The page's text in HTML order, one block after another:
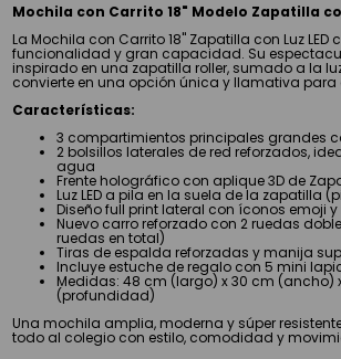
Mochila con Carrito 18" Modelo Zapatilla
La Mochila con Carrito 18" Zapatilla con Luz LED
funcionalidad y gran capacidad. Su
inspirado en una zapatilla roller, sumado a la
convierte en una opción única y llamativa para
Características:
3 compartimientos principales grandes
2 bolsillos laterales de red reforzados,
agua
Frente holográfico con aplique 3D de
Luz LED a pila en la suela de la zapatilla
Diseño full print lateral con íconos emoji y
Nuevo carro reforzado con 2 ruedas
ruedas en total)
Tiras de espalda reforzadas y manija
Incluye estuche de regalo con 5 mini
Medidas: 48 cm (largo) x 30 cm (ancho)
(profundidad)
Una mochila amplia, moderna y súper
todo al colegio con estilo, comodidad y